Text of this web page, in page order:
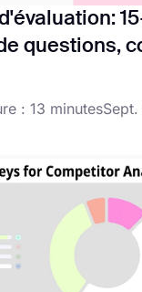
questions,
: 13 minutes